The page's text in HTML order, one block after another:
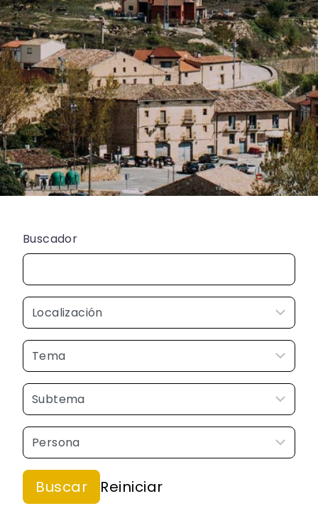
Buscador